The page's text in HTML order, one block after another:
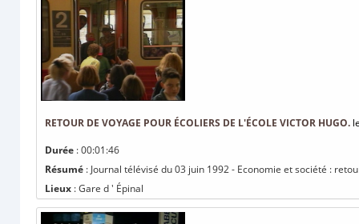
RETOUR DE VOYAGE POUR ÉCOLIERS DE L'ÉCOLE VICTOR HUGO.
Durée : 00:01:46
Résumé : Journal télévisé du 03 juin 1992 - Economie et société :
Lieux : Gare d ' Épinal